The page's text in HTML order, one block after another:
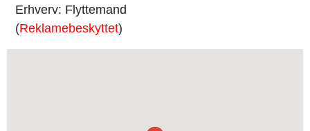
Erhverv: Flyttemand
(Reklamebeskyttet)